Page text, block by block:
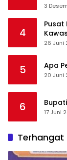
3
4
Pusat
26 Juni
5 Apa
20 Juni
6 17 Juni
Terhangat